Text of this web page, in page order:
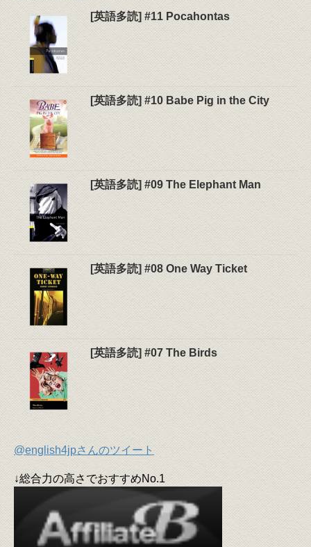
[英語多読] #11 Pocahontas
[英語多読] #10 Babe Pig in the City
[英語多読] #09 The Elephant Man
[英語多読] #08 One Way Ticket
[英語多読] #07 The Birds
@english4jpさんのツイート
↓総合力の高さでおすすめNo.1